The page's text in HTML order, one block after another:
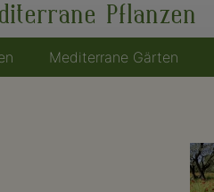
Pflanzen
Mediterrane Gärten